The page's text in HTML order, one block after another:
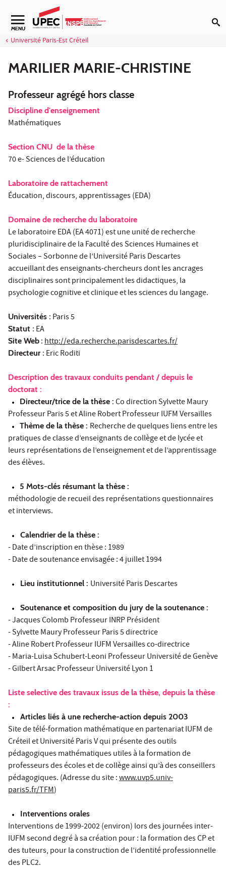
Aller au contenu
Navigation secondaire
MENU
Université Paris-Est Créteil
MARILIER MARIE-CHRISTINE
Professeur agrégé hors classe
Discipline d'enseignement
Mathématiques
Section CNU de la thèse
70 e- Sciences de l’éducation
Laboratoire de rattachement
Éducation, discours, apprentissages (EDA)
Domaine de recherche du laboratoire
Le laboratoire EDA (EA 4071) est une unité de recherche
pluridisciplinaire de la Faculté des Sciences Humaines et
Sociales – Sorbonne de l’Université Paris Descartes
accueillant des enseignants-chercheurs dont les ancrages
disciplinaires sont principalement les didactiques, la
psychologie cognitive et clinique et les sciences du langage.
Universités : Paris 5
Statut : EA
Site Web :http://eda.recherche.parisdescartes.fr/
Directeur : Eric Roditi
Description des travaux conduits pendant / depuis le
doctorat :
Directeur/trice de la thèse : Co direction Sylvette Maury
Professeur Paris 5 et Aline Robert Professeur IUFM Versailles
Thème de la thèse : Recherche de quelques liens entre les
pratiques de classe d’enseignants de collège et de lycée et
leurs représentations de l’enseignement et de l’apprentissage
des élèves.
5 Mots-clés résumant la thèse :
méthodologie de recueil des représentations questionnaires
et interviews.
Calendrier de la thèse :
- Date d’inscription en thèse : 1989
- Date de soutenance envisagée : 4 juillet 1994
Lieu institutionnel : Université Paris Descartes
Soutenance et composition du jury de la soutenance :
- Jacques Colomb Professeur INRP Président
- Sylvette Maury Professeur Paris 5 directrice
- Aline Robert Professeur IUFM Versailles co-directrice
- Maria-Luisa Schubert-Leoni Professeur Université de Genève
- Gilbert Arsac Professeur Université Lyon 1
Liste selective des travaux issus de la thèse, depuis la thèse
:
Articles liés à une recherche-action depuis 2003
Site de télé-formation mathématique en partenariat IUFM de
Créteil et Université Paris V qui présente des outils
pédagogiques mathématiques utiles à la formation de
professeurs des écoles et de collège ainsi qu’à des conseillers
pédagogiques. (Adresse du site :www.uvp5.univ-
paris5.fr/TFM)
Interventions orales
Interventions de 1999-2002 (environ) lors des journées inter-
IUFM second degré à sa création pour : la formation des CP et
des tuteurs, pour la construction de l’identité professionnelle
des PLC2.